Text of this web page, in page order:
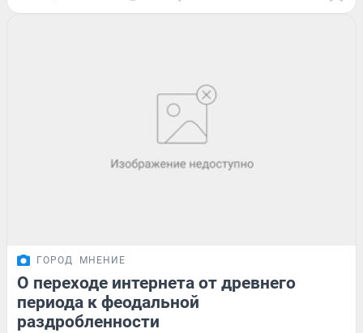
ГОРОД МНЕНИЕ
О переходе интернета от древнего
периода к феодальной
раздробленности